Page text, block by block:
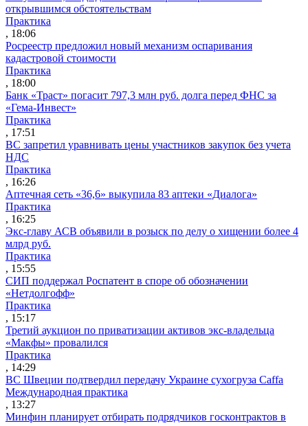
открывшимся обстоятельствам
Практика
, 18:06
Росреестр предложил новый механизм оспаривания
кадастровой стоимости
Практика
, 18:00
Банк «Траст» погасит 797,3 млн руб. долга перед ФНС за
«Гема-Инвест»
Практика
, 17:51
ВС запретил уравнивать цены участников закупок без учета
НДС
Практика
, 16:26
Аптечная сеть «36,6» выкупила 83 аптеки «Диалога»
Практика
, 16:25
Экс-главу АСВ объявили в розыск по делу о хищении более 4
млрд руб.
Практика
, 15:55
СИП поддержал Роспатент в споре об обозначении
«Нетдолгофф»
Практика
, 15:17
Третий аукцион по приватизации активов экс-владельца
«Макфы» провалился
Практика
, 14:29
ВС Швеции подтвердил передачу Украине сухогруза Caffa
Международная практика
, 13:27
Минфин планирует отбирать подрядчиков госконтрактов в